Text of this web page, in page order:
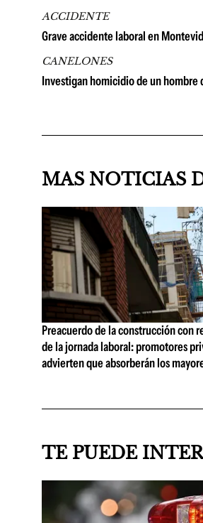
ACCIDENTE
Grave accidente laboral en
CANELONES
Investigan homicidio de un hombre
MAS NOTICIAS
Preacuerdo de la construcción con
de la jornada laboral: promotores
advierten que absorberán los
TE PUEDE